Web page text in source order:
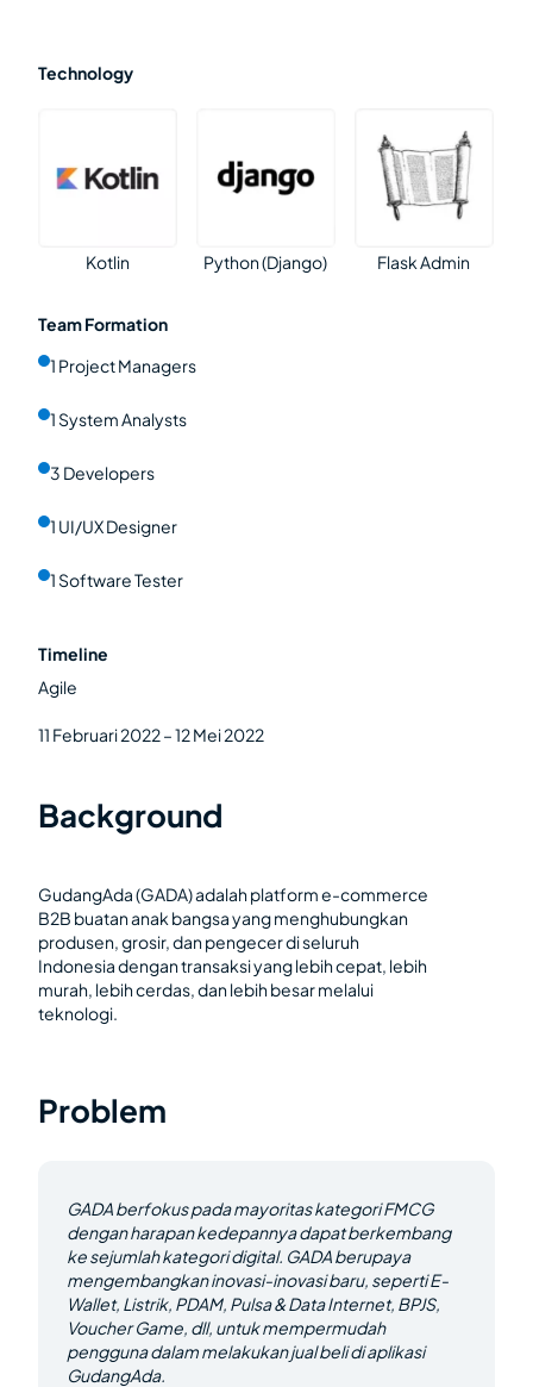
Technology
Kotlin Python (Django) Flask Admin
Team Formation
1 Project Managers
1 System Analysts
3 Developers
1 UI/UX Designer
1 Software Tester
Timeline
Agile
11 Februari 2022 – 12 Mei 2022
Background
GudangAda (GADA) adalah platform e-commerce
B2B buatan anak bangsa yang menghubungkan
produsen, grosir, dan pengecer di seluruh
Indonesia dengan transaksi yang lebih cepat, lebih
murah, lebih cerdas, dan lebih besar melalui
teknologi.
Problem
GADA berfokus pada mayoritas kategori FMCG
dengan harapan kedepannya dapat berkembang
ke sejumlah kategori digital. GADA berupaya
mengembangkan inovasi-inovasi baru, seperti E-
Wallet, Listrik, PDAM, Pulsa & Data Internet, BPJS,
Voucher Game, dll, untuk mempermudah
pengguna dalam melakukan jual beli di aplikasi
GudangAda.